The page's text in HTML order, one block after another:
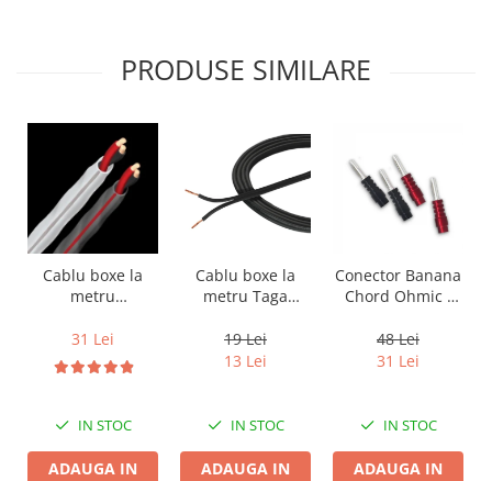
PRODUSE SIMILARE
Cablu boxe la
metru
DB 16/2,
conductor cupru
LGC
31 Lei
IN STOC
ADAUGA IN
Cablu boxe la
metru Taga
14B, 2 x 2mm
19 Lei
13 Lei
IN STOC
ADAUGA IN
Conector Banana
Chord Ohmic -
48 Lei
31 Lei
IN STOC
ADAUGA IN